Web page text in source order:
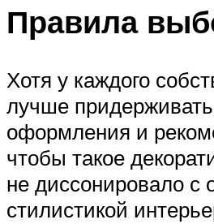
Правила
Хотя у каждого
лучше
оформления и
чтобы такое
не диссонировало с
стилистикой